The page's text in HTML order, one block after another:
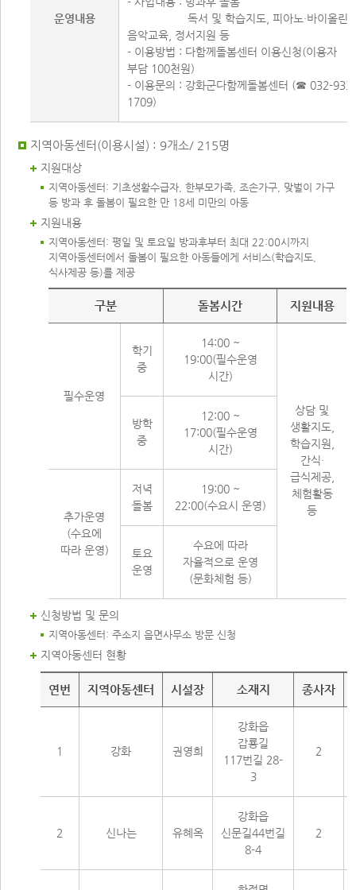
운영내용
독서 및 학습지도, 피아노·바이올린
음악교육, 정서지원 등
- 이용방법 : 다함께돌봄센터 이용신청(이용자
부담 100천원)
- 이용문의 : 강화군다함께돌봄센터 (☎ 032-933-
1709)
지역아동센터(이용시설) : 9개소/ 215명
지원대상
지역아동센터: 기초생활수급자, 한부모가족, 조손가구, 맞벌이 가구
등 방과 후 돌봄이 필요한 만 18세 미만의 아동
지원내용
지역아동센터: 평일 및 토요일 방과후부터 최대 22:00시까지
지역아동센터에서 돌봄이 필요한 아동들에게 서비스(학습지도,
식사제공 등)를 제공
구분 돌봄시간 지원내용
필수운영
학기
중
14:00 ~
19:00(필수운영
시간)
상담 및
생활지도,
학습지원,
간식·
급식제공,
체험활동
등
방학
중
12:00 ~
17:00(필수운영
시간)
추가운영
(수요에
따라 운영)
저녁
돌봄
19:00 ~
22:00(수요시 운영)
토요
운영
수요에 따라
자율적으로 운영
(문화체험 등)
신청방법 및 문의
지역아동센터: 주소지 읍면사무소 방문 신청
지역아동센터 현황
연번 지역아동센터 시설장 소재지 종사자
1 강화 권영희
강화읍
갑룡길
117번길 28-
3
2
2 신나는 유혜옥
강화읍
신문길44번길
8-4
2